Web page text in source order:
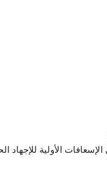
الأولية للإجهاد